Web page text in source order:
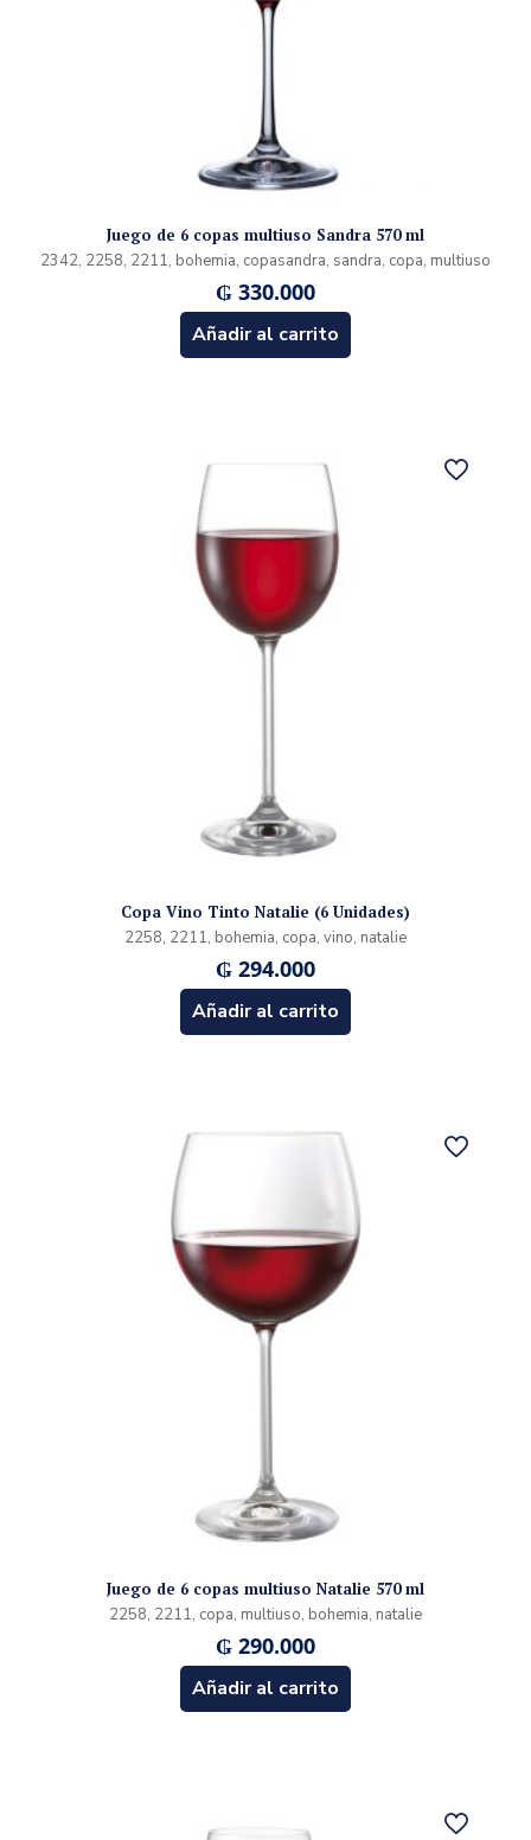
Juego de 6 copas multiuso Sandra 570 ml
2342, 2258, 2211, bohemia, copasandra, sandra, copa, multiuso
₲ 330.000
Añadir al carrito
Copa Vino Tinto Natalie (6 Unidades)
2258, 2211, bohemia, copa, vino, natalie
₲ 294.000
Añadir al carrito
Juego de 6 copas multiuso Natalie 570 ml
2258, 2211, copa, multiuso, bohemia, natalie
₲ 290.000
Añadir al carrito